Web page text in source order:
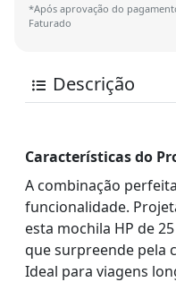
*Após aprovação do
Faturado
Descrição
Características do
A combinação
funcionalidade.
esta mochila HP de
que surpreende pela
Ideal para viagens